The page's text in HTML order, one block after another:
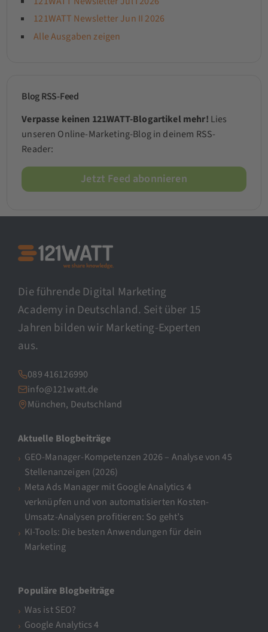
121WATT Newsletter Jun II 2026
Alle Ausgaben zeigen
Blog RSS-Feed
Verpasse keinen 121WATT-Blogartikel mehr! Lies
unseren Online-Marketing-Blog in deinem RSS-
Reader:
Jetzt Feed abonnieren
Die führende Digital Marketing
Academy in Deutschland. Seit über 15
Jahren bilden wir Marketing-Experten
aus.
089 416126990
info@121watt.de
München, Deutschland
Aktuelle Blogbeiträge
GEO-Manager-Kompetenzen 2026 – Analyse von 45
Stellenanzeigen (2026)
Meta Ads Manager mit Google Analytics 4
verknüpfen und von automatisierten Kosten-
Umsatz-Analysen profitieren: So geht’s
KI-Tools: Die besten Anwendungen für dein
Marketing
Populäre Blogbeiträge
Was ist SEO?
Google Analytics 4